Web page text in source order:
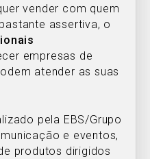
vender com quem
assertiva, o
empresas de
atender as suas
pela EBS/Grupo
e eventos,
produtos dirigidos